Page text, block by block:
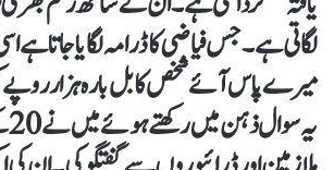
لگاتی ہے۔ جس فیاضی کا ڈرامہ لگایا جاتا ہے
میرے پاس آئے شخص کابل بارہ ہزار روپے